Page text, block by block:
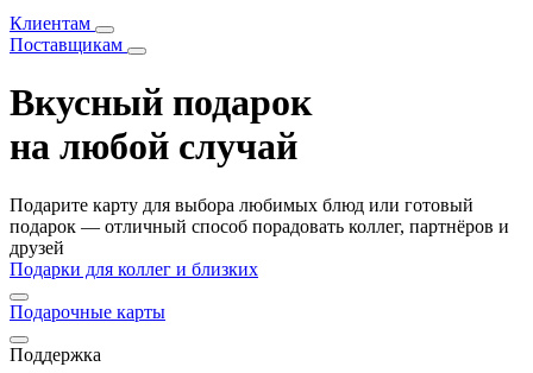
Клиентам
Поставщикам
Вкусный подарок
на любой случай
Подарите карту для выбора любимых блюд или готовый
подарок — отличный способ порадовать коллег, партнёров и
друзей
Подарки для коллег и близких
Подарочные карты
Поддержка